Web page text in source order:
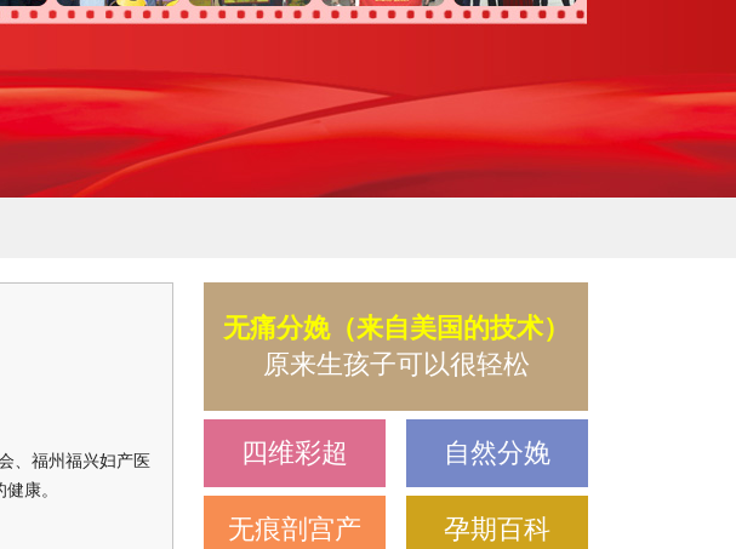
、福州福兴妇产医
康。
无痛分娩（来自美国的技术）
原来生孩子可以很轻松
四维彩超 自然分娩
无痕剖宫产 孕期百科